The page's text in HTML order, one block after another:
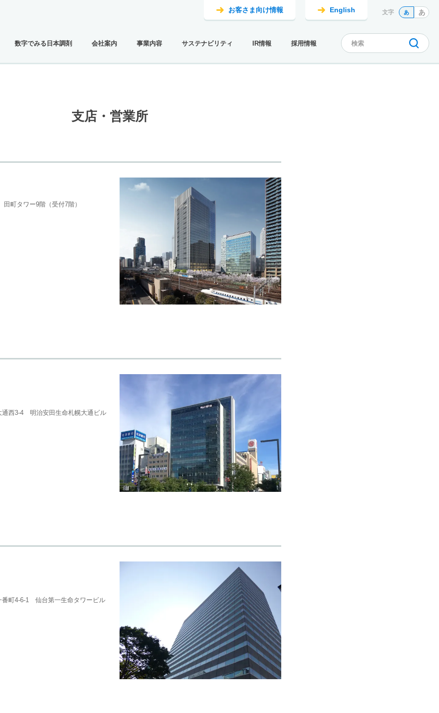
数字でみる日本調剤 会社案内 事業内容 サステナビリティ IR情報 採用情報
お客さま向け情報 English 文字 あ あ
支店・営業所
町タワー9階（受付7階）
通西3-4 明治安田生命札幌大通ビル
番町4-6-1 仙台第一生命タワービル